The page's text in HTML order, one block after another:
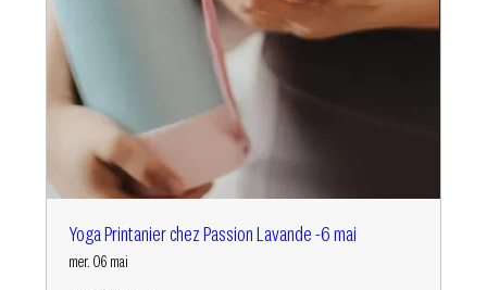
Yoga Printanier chez Passion Lavande -6 mai
mer. 06 mai